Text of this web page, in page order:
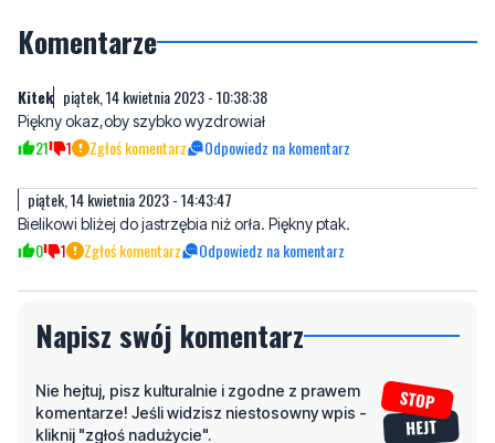
Piękny okaz,oby szybko wyzdrowiał
piątek, 14 kwietnia 2023 - 14:43:47
Bielikowi bliżej do jastrzębia niż orła. Piękny ptak.
Napisz swój komentarz
komentarze! Jeśli widzisz niestosowny wpis -
kliknij "zgłoś nadużycie".
Imię / Podpis